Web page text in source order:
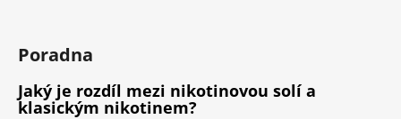
Poradna
Jaký je rozdíl mezi nikotinovou solí a
klasickým nikotinem?